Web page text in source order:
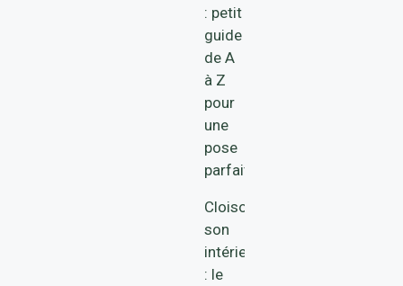
: petit
guide
de A
à Z
pour
une
pose
parfaite
Cloisonner
son
intérieur
: le